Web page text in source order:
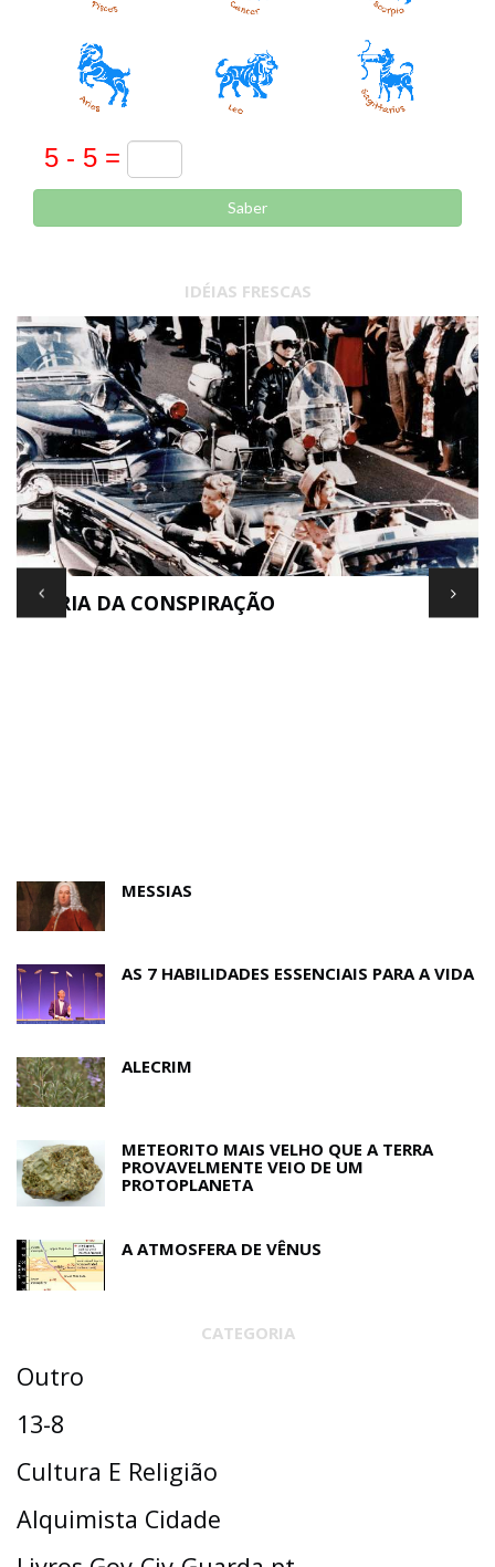
Saber
IDÉIAS FRESCAS
TEORIA DA CONSPIRAÇÃO
MESSIAS
AS 7 HABILIDADES ESSENCIAIS PARA A VIDA
ALECRIM
METEORITO MAIS VELHO QUE A TERRA
PROVAVELMENTE VEIO DE UM
PROTOPLANETA
A ATMOSFERA DE VÊNUS
CATEGORIA
Outro
13-8
Cultura E Religião
Alquimista Cidade